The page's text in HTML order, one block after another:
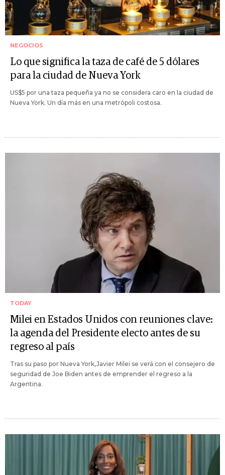
NEGOCIOS
Lo que significa la taza de café de 5 dólares
para la ciudad de Nueva York
US$5 por una taza pequeña ya no se considera caro en la ciudad de
Nueva York. Un día más en una metrópoli costosa.
TODAY
Milei en Estados Unidos con reuniones clave:
la agenda del Presidente electo antes de su
regreso al país
Tras su paso por Nueva York,Javier Milei se verá con el consejero de
seguridad de Joe Biden antes de emprender el regreso a la
Argentina.